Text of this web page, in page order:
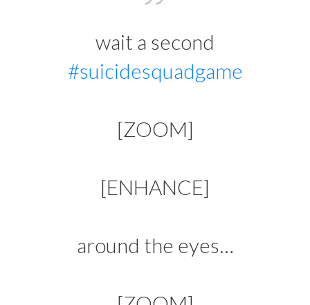
wait a second
#suicidesquadgame
[ZOOM]
[ENHANCE]
around the eyes…